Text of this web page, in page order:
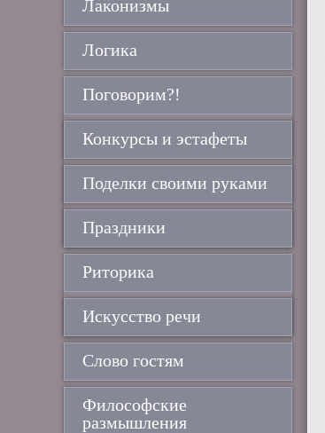
Лаконизмы
Логика
Поговорим?!
Конкурсы и эстафеты
Поделки своими руками
Праздники
Риторика
Искусство речи
Слово гостям
Философские
размышления